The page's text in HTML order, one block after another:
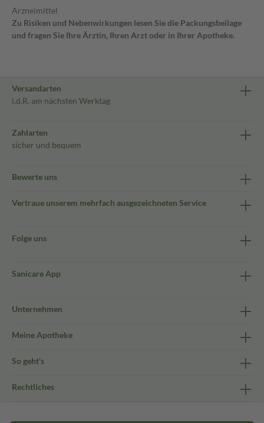
Arzneimittel
Zu Risiken und Nebenwirkungen lesen Sie die Packungsbeilage
und fragen Sie Ihre Ärztin, Ihren Arzt oder in Ihrer Apotheke.
Versandarten
i.d.R. am nächsten Werktag
Zahlarten
sicher und bequem
Bewerte uns
Vertraue unserem mehrfach ausgezeichneten Service
Folge uns
Sanicare App
Unternehmen
Meine Apotheke
So geht's
Rechtliches